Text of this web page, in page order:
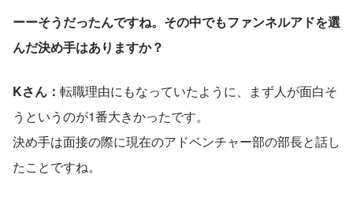
ーーそうだったんですね。その中でもファンネルアドを選
んだ決め手はありますか？
Kさん： 転職理由にもなっていたように、まず人が面白そ
うというのが1番大きかったです。
決め手は面接の際に現在のアドベンチャー部の部長と話し
たことですね。